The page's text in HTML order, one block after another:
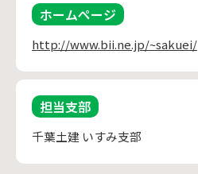
ホームページ
http://www.bii.ne.jp/~sakuei/
担当支部
千葉土建 いすみ支部